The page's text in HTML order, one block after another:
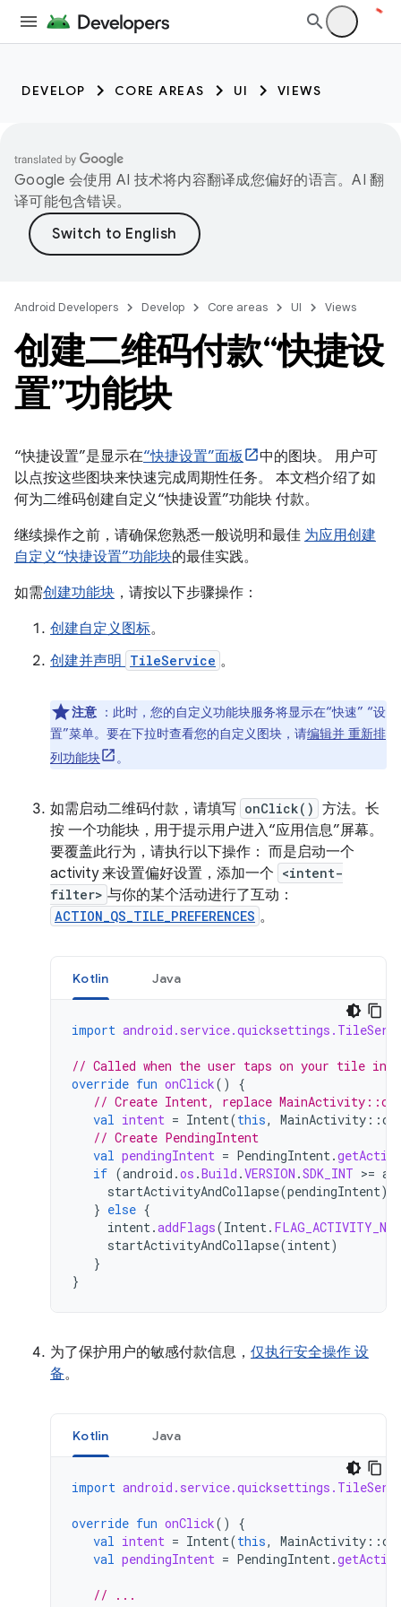
DEVELOP CORE AREAS UI VIEWS
Google 会使用 AI 技术将内容翻译成您偏好的语言。AI 翻
译可能包含错误。
Android Developers Develop Core areas UI Views
创建二维码付款“快捷设
置”功能块
“快捷设置”是显示在“快捷设置”面板
中的图块。 用户可
以点按这些图块来快速完成周期性任务。 本文档介绍了如
何为二维码创建自定义“快捷设置”功能块 付款。
继续操作之前，请确保您熟悉一般说明和最佳 为应用创建
自定义“快捷设置”功能块的最佳实践。
如需创建功能块 ，请按以下步骤操作：
创建自定义图标。
创建并声明
TileService 。
注意 ：此时，您的自定义功能块服务将显示在“快速” “设
置”菜单。要在下拉时查看您的自定义图块，请编辑并 重新排
列功能块
。
如需启动二维码付款，请填写 onClick() 方法。长
按 一个功能块，用于提示用户进入“应用信息”屏幕。
要覆盖此行为，请执行以下操作： 而是启动一个
activity 来设置偏好设置，添加一个 <intent-
filter> 与你的某个活动进行了互动：
ACTION_QS_TILE_PREFERENCES 。
Kotlin Java
import
// Called when the user taps on your tile in
override fun onClick()
{
// Create Intent, replace
val intent = Intent(this, MainActivity ::
// Create PendingIntent
val pendingIntent = PendingIntent.
if (android .os .Build .VERSION .SDK_INT >=
startActivityAndCollapse(pendingIntent)
} else {
intent.addFlags(Intent.
startActivityAndCollapse(intent)
}
}
为了保护用户的敏感付款信息， 仅执行安全操作 设
备。
Kotlin Java
import
override fun onClick()
{
val intent = Intent(this, MainActivity ::
val pendingIntent = PendingIntent.
// ...